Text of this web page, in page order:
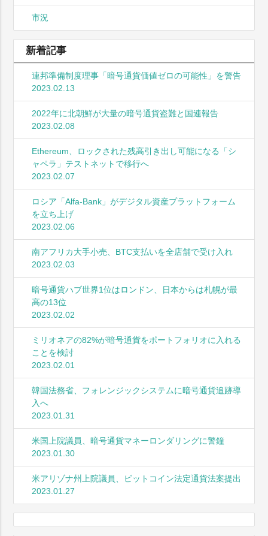
市況
新着記事
連邦準備制度理事「暗号通貨価値ゼロの可能性」を警告
2023.02.13
2022年に北朝鮮が大量の暗号通貨盗難と国連報告
2023.02.08
Ethereum、ロックされた残高引き出し可能になる「シ
ャペラ」テストネットで移行へ
2023.02.07
ロシア「Alfa-Bank」がデジタル資産プラットフォーム
を立ち上げ
2023.02.06
南アフリカ大手小売、BTC支払いを全店舗で受け入れ
2023.02.03
暗号通貨ハブ世界1位はロンドン、日本からは札幌が最
高の13位
2023.02.02
ミリオネアの82%が暗号通貨をポートフォリオに入れる
ことを検討
2023.02.01
韓国法務省、フォレンジックシステムに暗号通貨追跡導
入へ
2023.01.31
米国上院議員、暗号通貨マネーロンダリングに警鐘
2023.01.30
米アリゾナ州上院議員、ビットコイン法定通貨法案提出
2023.01.27